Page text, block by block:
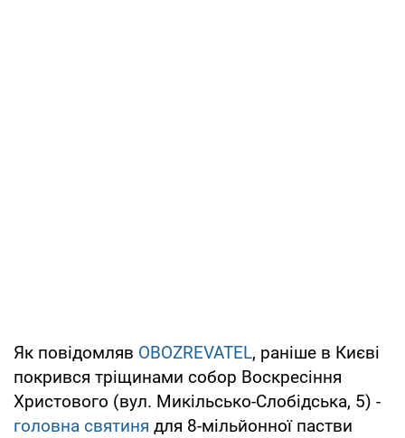
Як повідомляв OBOZREVATEL, раніше в Києві
покрився тріщинами собор Воскресіння
Христового (вул. Микільсько-Слобідська, 5) -
головна святиня для 8-мільйонної пастви